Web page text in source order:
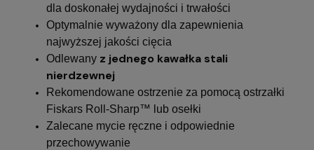
dla doskonałej wydajności i trwałości
Optymalnie wyważony dla zapewnienia
najwyższej jakości cięcia
Odlewany z jednego kawałka stali
nierdzewnej
Rekomendowane ostrzenie za pomocą ostrzałki
Fiskars Roll-Sharp™ lub osełki
Zalecane mycie ręczne i odpowiednie
przechowywanie